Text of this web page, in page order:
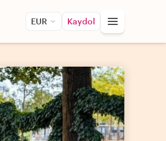
EUR Kaydol